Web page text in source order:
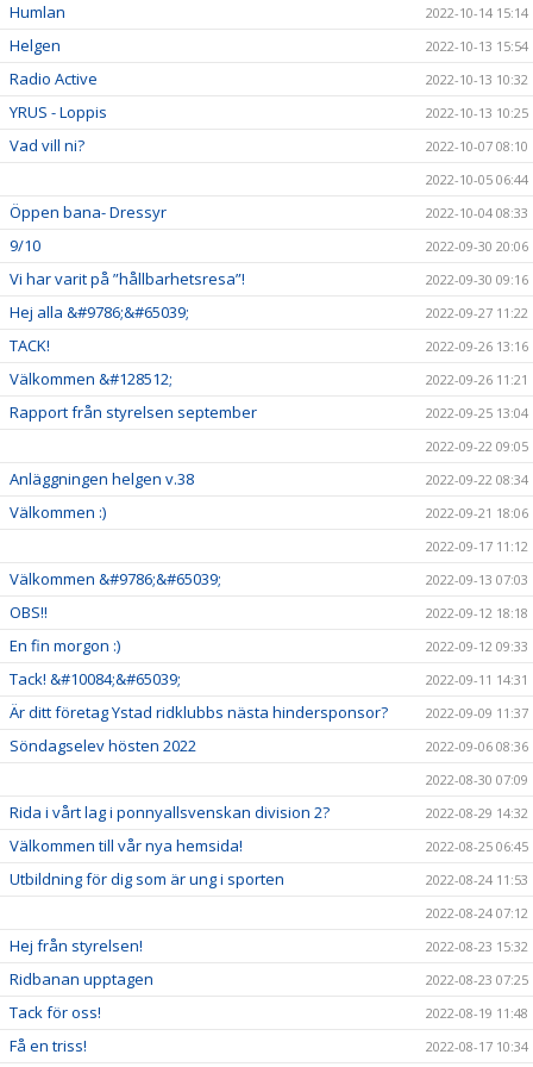
Humlan 2022-10-14 15:14
Helgen 2022-10-13 15:54
Radio Active 2022-10-13 10:32
YRUS - Loppis 2022-10-13 10:25
Vad vill ni?
2022-10-07 08:10
2022-10-05 06:44
Öppen bana- Dressyr 2022-10-04 08:33
9/10 2022-09-30 20:06
Vi har varit på ”hållbarhetsresa”! 2022-09-30 09:16
Hej alla &#9786;&#65039; 2022-09-27 11:22
TACK! 2022-09-26 13:16
Välkommen &#128512; 2022-09-26 11:21
Rapport från styrelsen september
2022-09-25 13:04
2022-09-22 09:05
Anläggningen helgen v.38 2022-09-22 08:34
Välkommen :)
2022-09-21 18:06
2022-09-17 11:12
Välkommen &#9786;&#65039; 2022-09-13 07:03
OBS!! 2022-09-12 18:18
En fin morgon :) 2022-09-12 09:33
Tack! &#10084;&#65039; 2022-09-11 14:31
Är ditt företag Ystad ridklubbs nästa hindersponsor? 2022-09-09 11:37
Söndagselev hösten 2022
2022-09-06 08:36
2022-08-30 07:09
Rida i vårt lag i ponnyallsvenskan division 2? 2022-08-29 14:32
Välkommen till vår nya hemsida! 2022-08-25 06:45
Utbildning för dig som är ung i sporten
2022-08-24 11:53
2022-08-24 07:12
Hej från styrelsen! 2022-08-23 15:32
Ridbanan upptagen 2022-08-23 07:25
Tack för oss! 2022-08-19 11:48
Få en triss! 2022-08-17 10:34